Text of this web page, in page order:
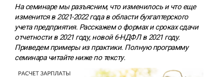
На семинаре мы разъясним, что изменилось и что еще
изменится в 2021-2022 года в области бухгалтерского
учета предприятия. Расскажем о формах и сроках сдачи
отчетности в 2021 году, новой 6-НДФЛ в 2021 году.
Приведем примеры из практики. Полную программу
семинара читайте ниже по тексту.